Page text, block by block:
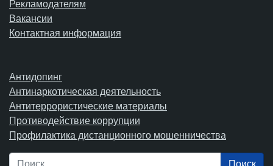
Рекламодателям
Вакансии
Контактная информация
Антидопинг
Антинаркотическая деятельность
Антитеррористические материалы
Противодействие коррупции
Профилактика дистанционного мошенничества
Поиск